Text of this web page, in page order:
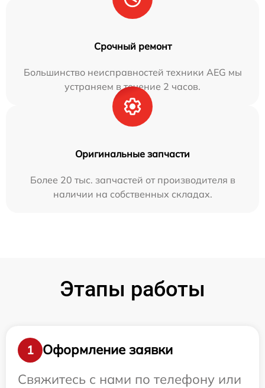
Срочный ремонт
Большинство неисправностей техники AEG мы
устраняем в течение 2 часов.
Оригинальные запчасти
Более 20 тыс. запчастей от производителя в
наличии на собственных складах.
Этапы работы
1
Оформление заявки
Свяжитесь с нами по телефону или